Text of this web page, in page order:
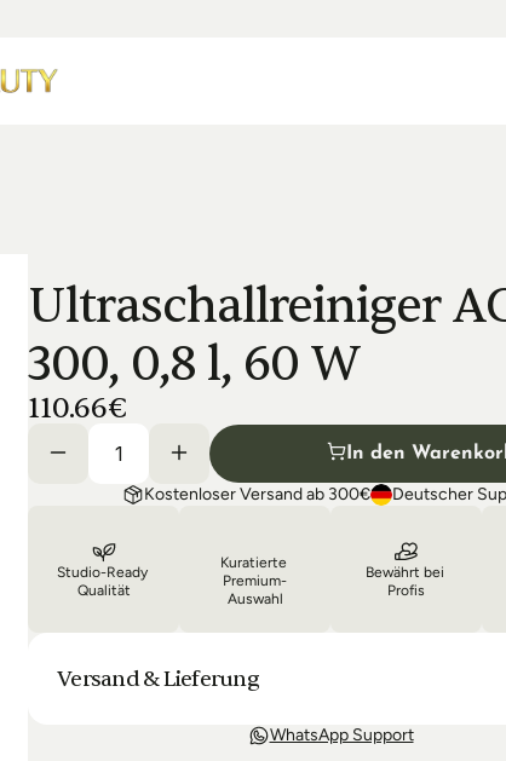
Ultraschallreiniger
300, 0,8 l, 60 W
110.66€
In den
Kostenloser Versand ab 300€ Deutscher
Studio-Ready
Qualität
Kuratierte
Premium-
Auswahl
Bewährt bei
Profis
Versand & Lieferung
Unsere Lieferung ist in der Regel in 3-8 Tagen bei Dir.
Bestellung halten wir Sie über den Status Ihrer
WhatsApp Support